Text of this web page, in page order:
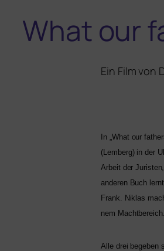
What our
Ein Film von
In „What our
(Lemberg) in der
Arbeit der
ande­ren Buch
Frank. Niklas
nem Machtbereich.
Alle drei bege­ben